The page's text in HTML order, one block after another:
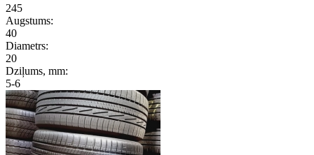
245
Augstums:
40
Diametrs:
20
Dziļums, mm:
5-6